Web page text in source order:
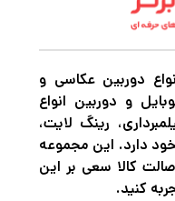
دوربین عکاسی و
و دوربین انواع
رینگ لایت،
خود دارد. این مجموعه
کالا سعی بر این
کنید.